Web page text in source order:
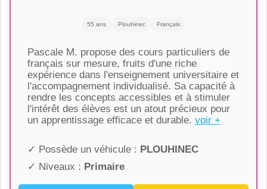
55 ans Plouhinec Français
Pascale M. propose des cours particuliers de
français sur mesure, fruits d'une riche
expérience dans l'enseignement universitaire et
l'accompagnement individualisé. Sa capacité à
rendre les concepts accessibles et à stimuler
l'intérêt des élèves est un atout précieux pour
un apprentissage efficace et durable. voir +
✓ Possède un véhicule : PLOUHINEC
✓ Niveaux : Primaire